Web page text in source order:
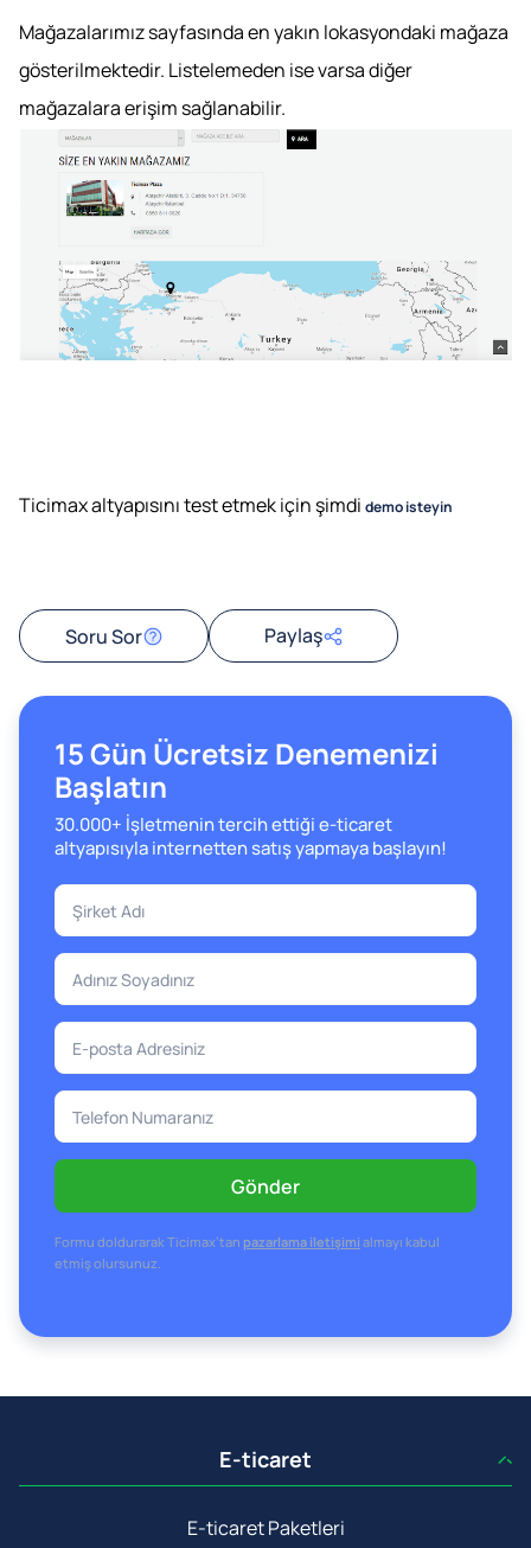
Mağazalarımız sayfasında en yakın lokasyondaki mağaza
gösterilmektedir. Listelemeden ise varsa diğer
mağazalara erişim sağlanabilir.
Ticimax altyapısını test etmek için şimdi demo isteyin
Soru Sor Paylaş
15 Gün Ücretsiz Denemenizi
Başlatın
30.000+ İşletmenin tercih ettiği e-ticaret
altyapısıyla internetten satış yapmaya başlayın!
Gönder
Formu doldurarak Ticimax’tan pazarlama iletişimi almayı kabul
etmiş olursunuz.
E-ticaret
E-ticaret Paketleri